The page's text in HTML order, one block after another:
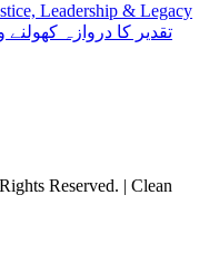
Leadership & Legacy
Reserved. | Clean